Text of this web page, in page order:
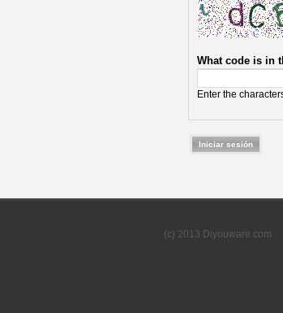
What code is in
Enter the
(c) 2013 Diyouware.com